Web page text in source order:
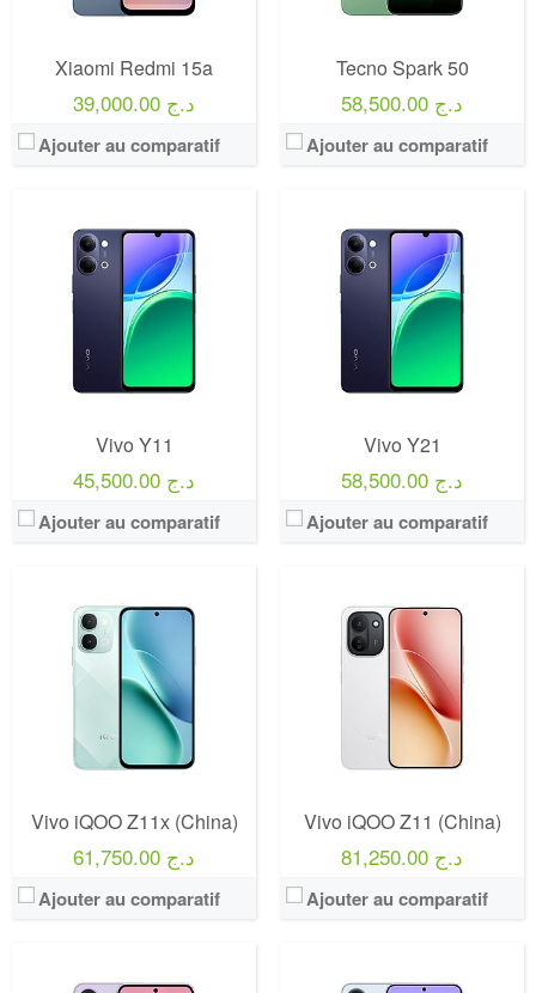
Xiaomi Redmi 15a
39,000.00 د.ج
Ajouter au comparatif
Tecno Spark 50
58,500.00 د.ج
Ajouter au comparatif
Vivo Y11
45,500.00 د.ج
Ajouter au comparatif
Vivo Y21
58,500.00 د.ج
Ajouter au comparatif
Vivo iQOO Z11x (China)
61,750.00 د.ج
Ajouter au comparatif
Vivo iQOO Z11 (China)
81,250.00 د.ج
Ajouter au comparatif